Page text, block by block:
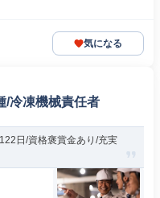
気になる
/冷凍機械責任者
日/資格褒賞金あり/充実